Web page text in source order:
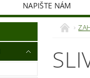
NAPIŠTE NÁM